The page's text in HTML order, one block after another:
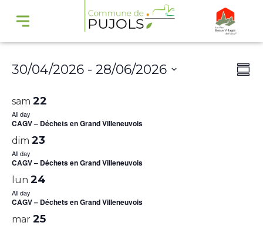
30/04/2026 - 28/06/2026
date.
sam 22
All day
CAGV – Déchets en Grand Villeneuvois
dim 23
All day
CAGV – Déchets en Grand Villeneuvois
lun 24
All day
CAGV – Déchets en Grand Villeneuvois
mar 25